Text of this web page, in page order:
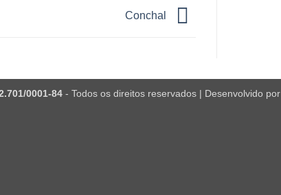
Conchal
0001-84- Todos os direitos reservados | Desenvolvido por